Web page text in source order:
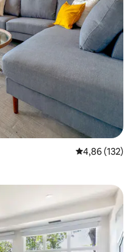
4,86 av 5 i
4,86 (132)